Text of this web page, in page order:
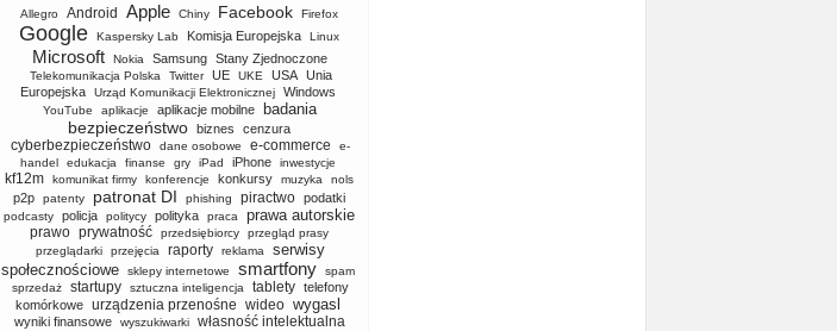
Allegro Android Apple Chiny Facebook Firefox
Google Kaspersky Lab Komisja Europejska Linux
Microsoft Nokia Samsung Stany Zjednoczone
Telekomunikacja Polska Twitter UE UKE USA
Unia
Europejska
Urząd Komunikacji Elektronicznej Windows
YouTube aplikacje aplikacje mobilne badania
bezpieczeństwo biznes cenzura
cyberbezpieczeństwo dane osobowe e-commerce
e-
handel
edukacja finanse gry iPad iPhone inwestycje
kf12m komunikat firmy konferencje konkursy muzyka nols
p2p patenty patronat DI phishing piractwo podatki
podcasty policja politycy polityka praca prawa autorskie
prawo prywatność przedsiębiorcy
przegląd prasy
przeglądarki
przejęcia raporty reklama
serwisy
społecznościowe
sklepy internetowe smartfony
spam
sprzedaż
startupy sztuczna inteligencja tablety telefony
komórkowe urządzenia przenośne wideo wygasl
wyniki finansowe wyszukiwarki własność intelektualna